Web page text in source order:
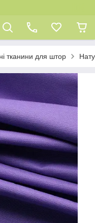
тканини для штор